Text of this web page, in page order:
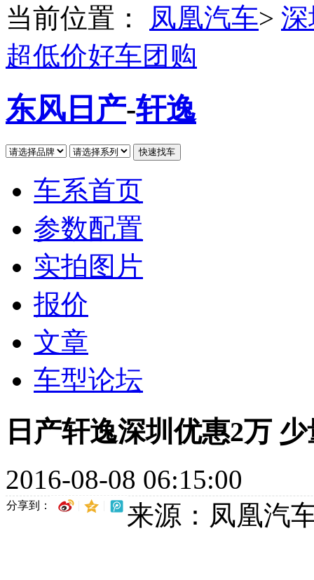
当前位置： 凤凰汽车>
超低价好车团购
东风日产-轩逸
车系首页
参数配置
实拍图片
报价
文章
车型论坛
日产轩逸深圳优惠2万
2016-08-08 06:15:00
分享到： 来源：凤凰汽